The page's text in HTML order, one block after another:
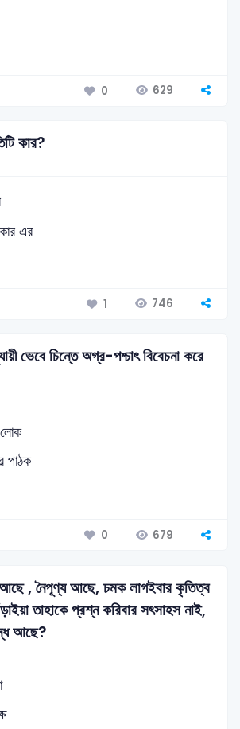
0 629
কার?
এর
1 746
ভেবে চিন্তে অগ্র-পশ্চাৎ বিবেচনা করে
লোক
পাঠক
0 679
আছে , নৈপূণ্য আছে, চমক লাগইবার কৃতিত্ব
তাহাকে প্রশ্ন করিবার সৎসাহস নাই,
আছে?